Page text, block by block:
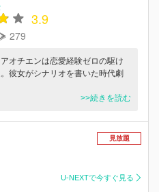
3.9
279
オチエンは恋愛経験ゼロの駆け
彼女がシナリオを書いた時代劇
>>続きを読む
見放題
U-NEXTで今すぐ見る